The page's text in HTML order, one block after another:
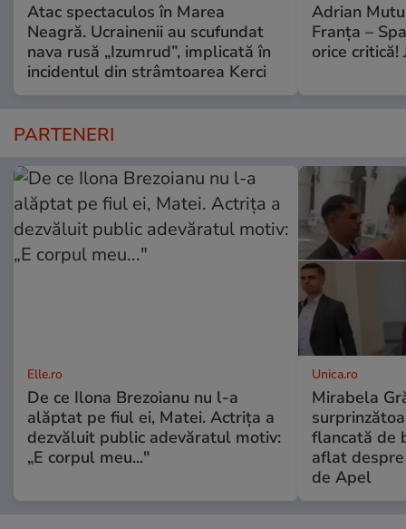
Atac spectaculos în Marea
Neagră. Ucrainenii au scufundat
nava rusă „Izumrud”, implicată în
incidentul din strâmtoarea Kerci
Adrian
Franța –
orice critică!
PARTENERI
Elle.ro
De ce Ilona Brezoianu nu l-a
alăptat pe fiul ei, Matei. Actrița a
dezvăluit public adevăratul motiv:
„E corpul meu..."
Unica.ro
Mirabela
flancată de
aflat
de Apel